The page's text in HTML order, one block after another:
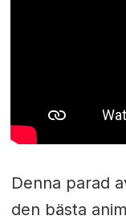
Denna parad
den bästa